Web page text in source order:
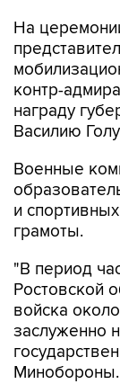
На
контр-
награду
Василию
Военные
и
грамоты.
"В период
Ростовской
войска
заслуженно
Минобороны.